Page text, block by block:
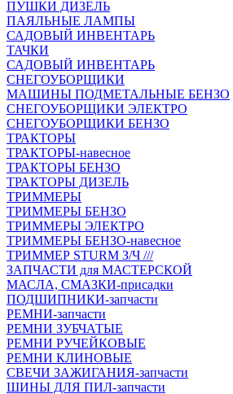
ПУШКИ ДИЗЕЛЬ
ПАЯЛЬНЫЕ ЛАМПЫ
САДОВЫЙ ИНВЕНТАРЬ
ТАЧКИ
САДОВЫЙ ИНВЕНТАРЬ
СНЕГОУБОРЩИКИ
МАШИНЫ ПОДМЕТАЛЬНЫЕ БЕНЗО
СНЕГОУБОРЩИКИ ЭЛЕКТРО
СНЕГОУБОРЩИКИ БЕНЗО
ТРАКТОРЫ
ТРАКТОРЫ-навесное
ТРАКТОРЫ БЕНЗО
ТРАКТОРЫ ДИЗЕЛЬ
ТРИММЕРЫ
ТРИММЕРЫ БЕНЗО
ТРИММЕРЫ ЭЛЕКТРО
ТРИММЕРЫ БЕНЗО-навесное
ТРИММЕР STURM З/Ч ///
ЗАПЧАСТИ для МАСТЕРСКОЙ
МАСЛА, СМАЗКИ-присадки
ПОДШИПНИКИ-запчасти
РЕМНИ-запчасти
РЕМНИ ЗУБЧАТЫЕ
РЕМНИ РУЧЕЙКОВЫЕ
РЕМНИ КЛИНОВЫЕ
СВЕЧИ ЗАЖИГАНИЯ-запчасти
ШИНЫ ДЛЯ ПИЛ-запчасти